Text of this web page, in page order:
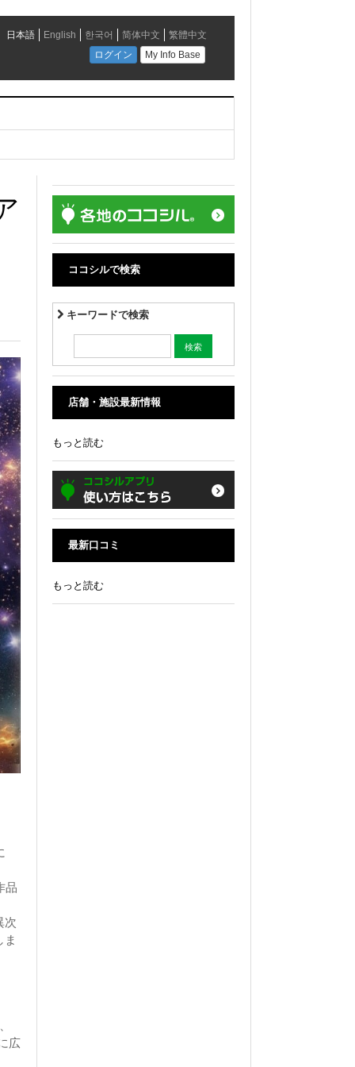
品
次
ま
広
ココシルで検索
キーワードで検索
店舗・施設最新情報
もっと読む
最新口コミ
もっと読む